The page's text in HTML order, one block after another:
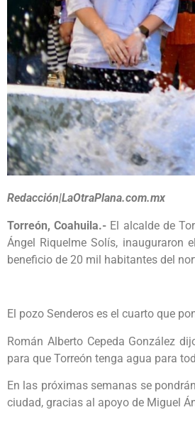
Redacción|LaOtraPlana.com.mx
Torreón, Coahuila.- El alcalde de
Ángel Riquelme Solís, inauguraron
beneficio de 20 mil habitantes del
El pozo Senderos es el cuarto que
Román Alberto Cepeda González
para que Torreón tenga agua para
En las próximas semanas se
ciudad, gracias al apoyo de Miguel